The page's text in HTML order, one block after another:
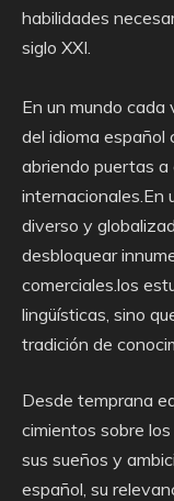
habilidades
siglo XXI.
En un mundo
del idioma español
abriendo puertas
internacionales.En
diverso y
desbloquear
comerciales.los
lingüísticas, sino
tradición de
Desde temprana
cimientos sobre
sus sueños y
español, su